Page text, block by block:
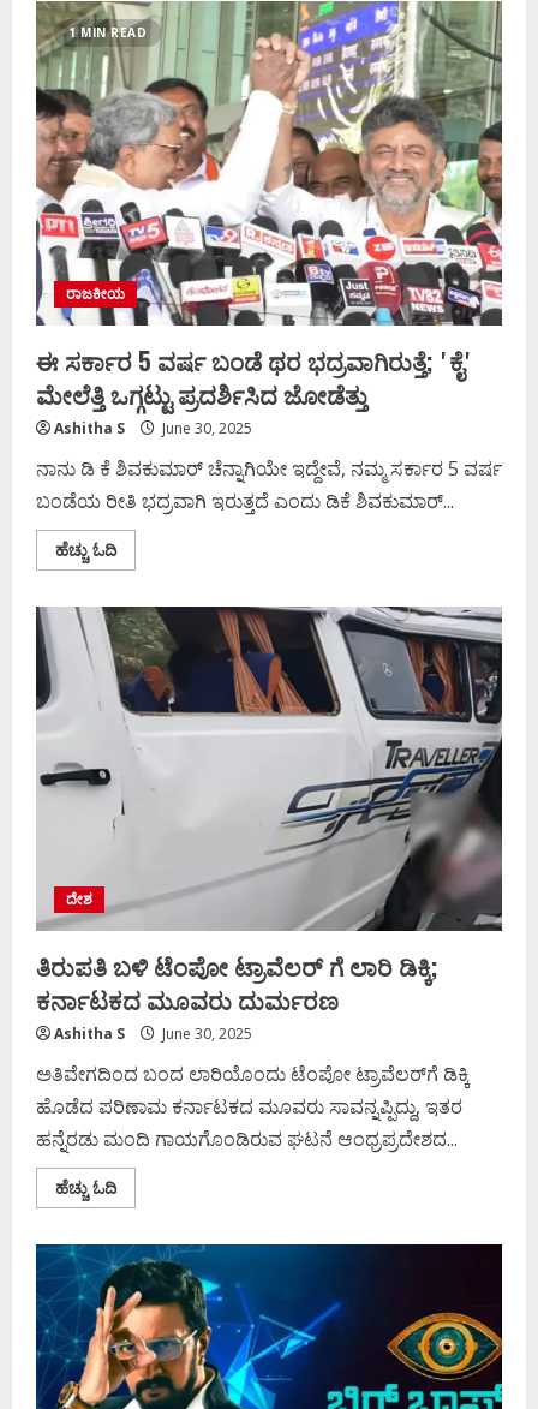
ಮಾತೆ’ಗೆ
ಬಾಗಿನ
ಸಮರ್ಪಣೆ
ಮಾಡಿದ
ಸಿಎಂ
ಸಿದ್ದರಾಮಯ್ಯ,
ಡಿಸಿಎಂ
1 MIN READ
ರಾಜಕೀಯ
ಈ ಸರ್ಕಾರ 5 ವರ್ಷ ಬಂಡೆ ಥರ ಭದ್ರವಾಗಿರುತ್ತೆ; ʼಕೈʼ
ಮೇಲೆತ್ತಿ ಒಗ್ಗಟ್ಟು ಪ್ರದರ್ಶಿಸಿದ ಜೋಡೆತ್ತು
Ashitha S June 30, 2025
ನಾನು ಡಿ ಕೆ ಶಿವಕುಮಾರ್ ಚೆನ್ನಾಗಿಯೇ ಇದ್ದೇವೆ, ನಮ್ಮ ಸರ್ಕಾರ 5 ವರ್ಷ
ಬಂಡೆಯ ರೀತಿ ಭದ್ರವಾಗಿ ಇರುತ್ತದೆ ಎಂದು ಡಿಕೆ ಶಿವಕುಮಾರ್...
ಹೆಚ್ಚು ಓದಿRead
more
ಸರ್ಕಾರ
5
ವರ್ಷ
ಬಂಡೆ
ಥರ
ಭದ್ರವಾಗಿರುತ್ತೆ;
ʼಕೈʼ
ಮೇಲೆತ್ತಿ
ಒಗ್ಗಟ್ಟು
ಜೋಡೆತ್ತು
ದೇಶ
ತಿರುಪತಿ ಬಳಿ ಟೆಂಪೋ ಟ್ರಾವೆಲರ್ ಗೆ ಲಾರಿ ಡಿಕ್ಕಿ;
ಕರ್ನಾಟಕದ ಮೂವರು ದುರ್ಮರಣ
Ashitha S June 30, 2025
ಅತಿವೇಗದಿಂದ ಬಂದ ಲಾರಿಯೊಂದು ಟೆಂಪೋ ಟ್ರಾವೆಲರ್‌ಗೆ ಡಿಕ್ಕಿ
ಹೊಡೆದ ಪರಿಣಾಮ ಕರ್ನಾಟಕದ ಮೂವರು ಸಾವನ್ನಪ್ಪಿದ್ದು, ಇತರ
ಹನ್ನೆರಡು ಮಂದಿ ಗಾಯಗೊಂಡಿರುವ ಘಟನೆ ಆಂಧ್ರಪ್ರದೇಶದ...
ಹೆಚ್ಚು ಓದಿRead
more
ಬಳಿ
ಟೆಂಪೋ
ಟ್ರಾವೆಲರ್
ಗೆ
ಲಾರಿ
ಡಿಕ್ಕಿ;
ಕರ್ನಾಟಕದ
ಮೂವರು
ದುರ್ಮರಣ